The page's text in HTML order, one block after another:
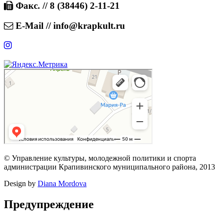
Факс. // 8 (38446) 2-11-21
E-Mail // info@krapkult.ru
© Управление культуры, молодежной политики и спорта
администрации Крапивинского муниципального района, 2013
Design by Diana Mordova
Предупреждение